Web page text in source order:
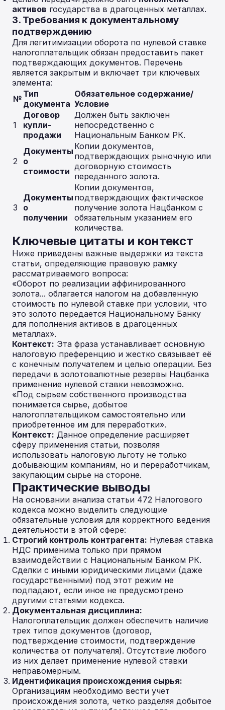
активов государства в драгоценных металлах.
3. Требования к документальному
подтверждению
Для легитимизации оборота по нулевой ставке
налогоплательщик обязан предоставить пакет
подтверждающих документов. Перечень
является закрытым и включает три ключевых
элемента:
№ Тип
документа
Обязательное содержание/
Условие
1
Договор
купли-
продажи
Должен быть заключен
непосредственно с
Национальным Банком РК.
2
Документы
о
стоимости
Копии документов,
подтверждающих рыночную или
договорную стоимость
переданного золота.
3
Документы
о
получении
Копии документов,
подтверждающих фактическое
получение золота Нацбанком с
обязательным указанием его
количества.
Ключевые цитаты и контекст
Ниже приведены важные выдержки из текста
статьи, определяющие правовую рамку
рассматриваемого вопроса:
«Оборот по реализации аффинированного
золота... облагается налогом на добавленную
стоимость по нулевой ставке при условии, что
это золото передается Национальному Банку
для пополнения активов в драгоценных
металлах».
Контекст: Эта фраза устанавливает основную
налоговую преференцию и жестко связывает её
с конечным получателем и целью операции. Без
передачи в золотовалютные резервы Нацбанка
применение нулевой ставки невозможно.
«Под сырьем собственного производства
понимается сырье, добытое
налогоплательщиком самостоятельно или
приобретенное им для переработки».
Контекст: Данное определение расширяет
сферу применения статьи, позволяя
использовать налоговую льготу не только
добывающим компаниям, но и переработчикам,
закупающим сырье на стороне.
Практические выводы
На основании анализа статьи 472 Налогового
кодекса можно выделить следующие
обязательные условия для корректного ведения
деятельности в этой сфере:
Строгий контроль контрагента: Нулевая ставка
НДС применима только при прямом
взаимодействии с Национальным Банком РК.
Сделки с иными юридическими лицами (даже
государственными) под этот режим не
подпадают, если иное не предусмотрено
другими статьями кодекса.
Документальная дисциплина:
Налогоплательщик должен обеспечить наличие
трех типов документов (договор,
подтверждение стоимости, подтверждение
количества от получателя). Отсутствие любого
из них делает применение нулевой ставки
неправомерным.
Идентификация происхождения сырья:
Организациям необходимо вести учет
происхождения золота, четко разделяя добытое